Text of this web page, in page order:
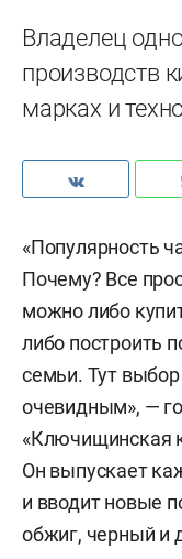
Владелец
производств
марках и
«Популярность
Почему? Все
можно либо
либо построить
семьи. Тут
очевидным», —
«Ключищинская
Он выпускает
и вводит новые
обжиг, черный и